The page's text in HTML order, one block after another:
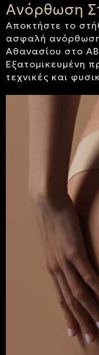
Ανόρθωση
Αποκτήστε το
ασφαλή
Αθανασίου στο
Εξατομικευμένη
τεχνικές και